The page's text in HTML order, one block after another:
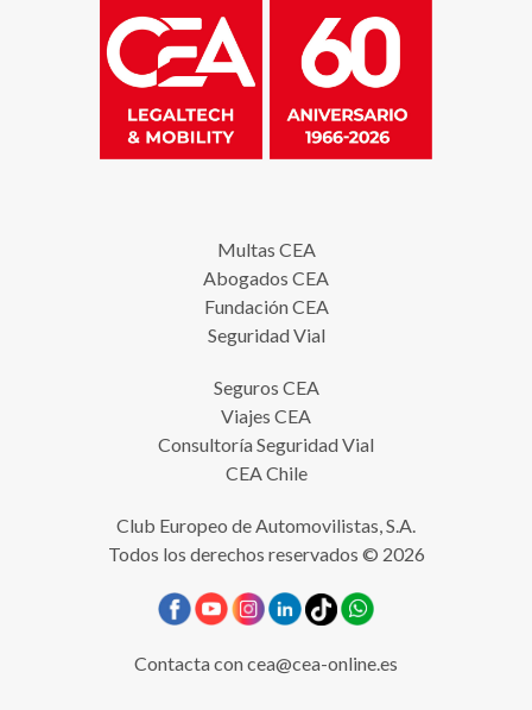
Multas CEA
Abogados CEA
Fundación CEA
Seguridad Vial
Seguros CEA
Viajes CEA
Consultoría Seguridad Vial
CEA Chile
Club Europeo de Automovilistas, S.A.
Todos los derechos reservados © 2026
Contacta concea@cea-online.es